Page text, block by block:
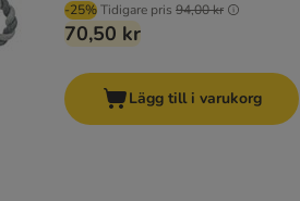
-25%Tidigare pris 94,00 kr
70,50 kr
Lägg till i varukorg